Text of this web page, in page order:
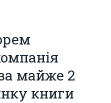
майже 2
книги